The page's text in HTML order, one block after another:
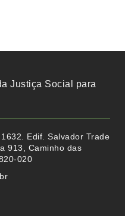
Justiça Social para
Edif. Salvador Trade
913, Caminho das
020